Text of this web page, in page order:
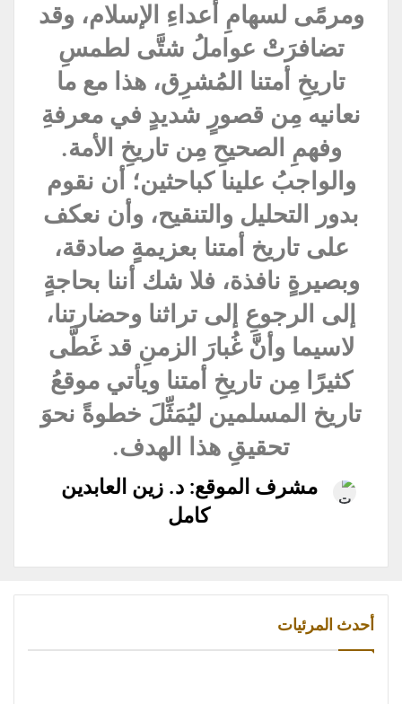
ومرمًى لسهامِ أعداءِ الإسلام، وقد
تضافرَتْ عواملُ شتَّى لطمسِ
تاريخِ أمتنا المُشرِق، هذا مع ما
نعانيه مِن قصورٍ شديدٍ في معرفةِ
وفهمِ الصحيحِ مِن تاريخِ الأمة.
والواجبُ علينا كباحثين؛ أن نقوم
بدور التحليل والتنقيح، وأن نعكف
على تاريخ أمتنا بعزيمةٍ صادقة،
وبصيرةٍ نافذة، فلا شك أننا بحاجةٍ
إلى الرجوعِ إلى تراثنا وحضارتنا،
لاسيما وأنَّ غُبارَ الزمنِ قد غَطَّى
كثيرًا مِن تاريخِ أمتنا ويأتي موقعُ
تاريخ المسلمين ليُمَثِّلَ خطوةً نحوَ
تحقيقِِ هذا الهدف.
مشرف الموقع: د. زين العابدين
كامل
أحدث المرئيات